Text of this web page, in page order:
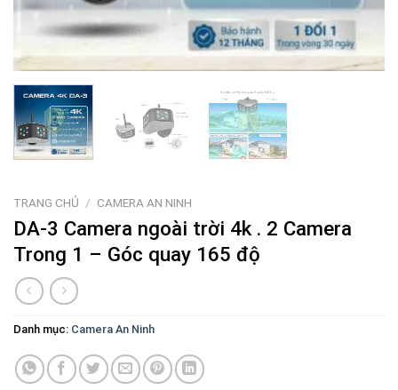
TRANG CHỦ / CAMERA AN NINH
DA-3 Camera ngoài trời 4k . 2 Camera
Trong 1 – Góc quay 165 độ
Danh mục: Camera An Ninh